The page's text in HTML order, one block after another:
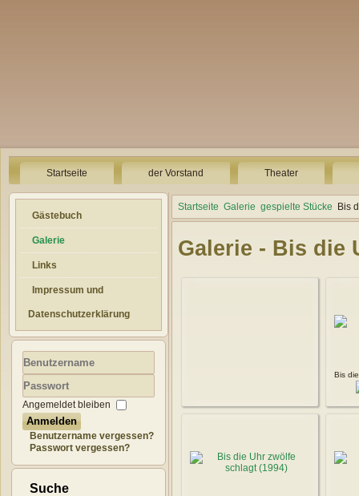
Startseite der Vorstand Theater
Gästebuch
Galerie
Links
Impressum und
Datenschutzerklärung
Benutzername
Passwort
Angemeldet bleiben
Anmelden
Benutzername vergessen?
Passwort vergessen?
Suche
Startseite Galerie gespielte Stücke Bis
Galerie - Bis die
Bis